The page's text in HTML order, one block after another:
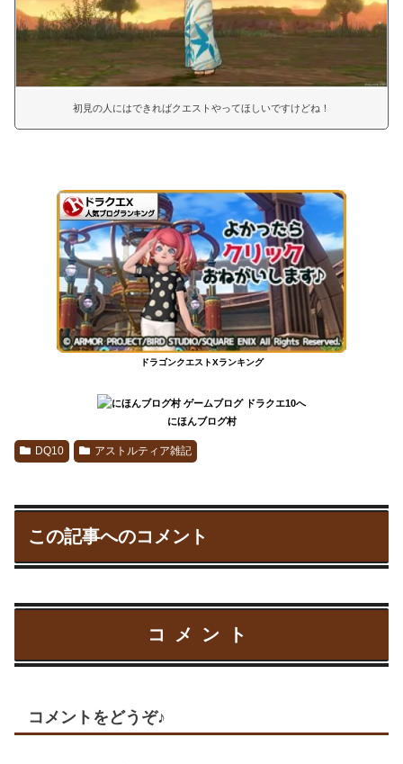
初見の人にはできればクエストやってほしいですけどね！
ドラゴンクエストXランキング
にほんブログ村
DQ10 アストルティア雑記
この記事へのコメント
コメント
コメントをどうぞ♪